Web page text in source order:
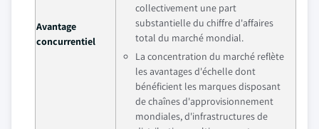
Avantage
concurrentiel
collectivement une part
substantielle du chiffre d'affaires
total du marché mondial.
La concentration du marché reflète
les avantages d'échelle dont
bénéficient les marques disposant
de chaînes d'approvisionnement
mondiales, d'infrastructures de